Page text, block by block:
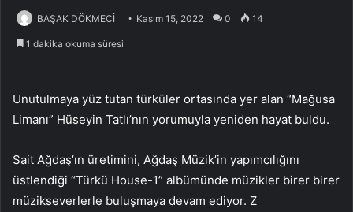
BAŞAK DÖKMECİ Kasım 15, 2022 0 14
1 dakika okuma süresi
Unutulmaya yüz tutan türküler ortasında yer alan “Mağusa
Limanı” Hüseyin Tatlı’nın yorumuyla yeniden hayat buldu.
Sait Ağdaş’ın üretimini, Ağdaş Müzik’in yapımcılığını
üstlendiği “Türkü House-1” albümünde müzikler birer birer
müzikseverlerle buluşmaya devam ediyor. Z